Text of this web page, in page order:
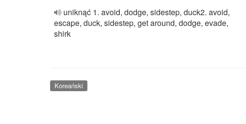
uniknąć 1. avoid, dodge, sidestep, duck2. avoid,
escape, duck, sidestep, get around, dodge, evade,
shirk
Koreański